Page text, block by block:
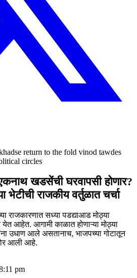
return to the fold vinod tawdes
circles
खडसेंची घरवापसी होणार?
भेटीची राजकीय वर्तुळात चर्चा
राजकारणात सध्या पडद्याआड मोठ्या
आहेत. आगामी काळात होणाऱ्या मोठ्या
उधाण आले असतानाच, भाजपच्या गोटातून
आली आहे.
pm